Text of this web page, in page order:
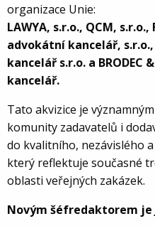
organizace Unie:
LAWYA, s.r.o., QCM,
advokátní kancelář, s.r.o.,
kancelář s.r.o. a BRODEC
kancelář.
Tato akvizice je
komunity zadavatelů i
do kvalitního, nezávislého
který reflektuje současné
oblasti veřejných zakázek.
Novým šéfredaktorem je